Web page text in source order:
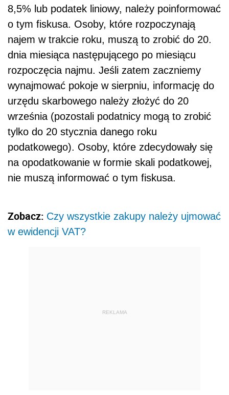
8,5% lub podatek liniowy, należy poinformować
o tym fiskusa. Osoby, które rozpoczynają
najem w trakcie roku, muszą to zrobić do 20.
dnia miesiąca następującego po miesiącu
rozpoczęcia najmu. Jeśli zatem zaczniemy
wynajmować pokoje w sierpniu, informację do
urzędu skarbowego należy złożyć do 20
września (pozostali podatnicy mogą to zrobić
tylko do 20 stycznia danego roku
podatkowego). Osoby, które zdecydowały się
na opodatkowanie w formie skali podatkowej,
nie muszą informować o tym fiskusa.
Zobacz: Czy wszystkie zakupy należy ujmować
w ewidencji VAT?
REKLAMA